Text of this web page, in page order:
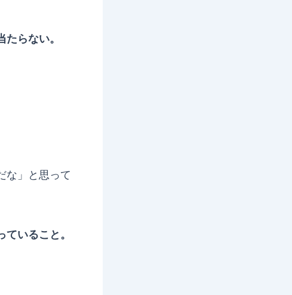
らない。
な」と思って
いること。